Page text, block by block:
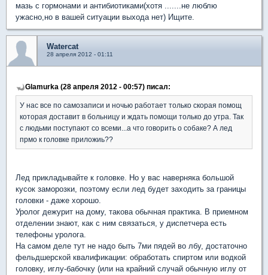
мазь с гормонами и антибиотиками(хотя .......не люблю
ужасно,но в вашей ситуации выхода нет) Ищите.
Watercat
28 апреля 2012 - 01:11
Glamurka (28 апреля 2012 - 00:57) писал:
У нас все по самозаписи и ночью работает только скорая помощ
которая доставит в больницу и ждать помощи только до утра. Так
с людьми поступают со всеми...а что говорить о собаке? А лед
прмо к головке приложиь??
Лед прикладывайте к головке. Но у вас наверняка большой
кусок заморозки, поэтому если лед будет заходить за границы
головки - даже хорошо.
Уролог дежурит на дому, такова обычная практика. В приемном
отделении знают, как с ним связаться, у диспетчера есть
телефоны уролога.
На самом деле тут не надо быть 7ми пядей во лбу, достаточно
фельдшерской квалификации: обработать спиртом или водкой
головку, иглу-бабочку (или на крайний случай обычную иглу от